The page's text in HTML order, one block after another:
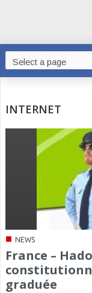
INTERNET
■ NEWS
France –
graduée